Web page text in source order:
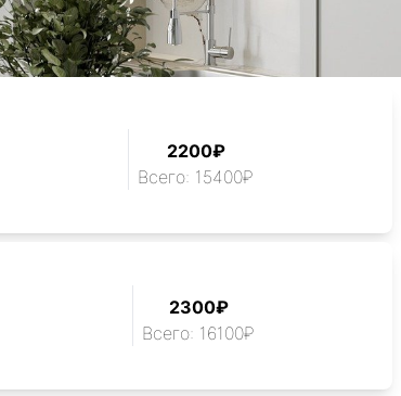
2200₽
Всего: 15400₽
2300₽
Всего: 16100₽